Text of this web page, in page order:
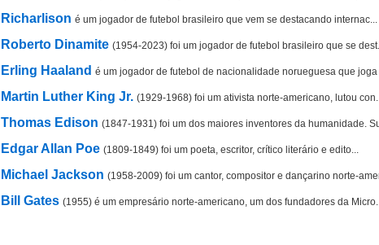
Richarlison é um jogador de futebol brasileiro que vem se destacando internac...
Roberto Dinamite (1954-2023) foi um jogador de futebol brasileiro que se dest...
Erling Haaland é um jogador de futebol de nacionalidade norueguesa que joga
Martin Luther King Jr. (1929-1968) foi um ativista norte-americano, lutou con...
Thomas Edison (1847-1931) foi um dos maiores inventores da humanidade.
Edgar Allan Poe (1809-1849) foi um poeta, escritor, crítico literário e edito...
Michael Jackson (1958-2009) foi um cantor, compositor e dançarino norte-
Bill Gates (1955) é um empresário norte-americano, um dos fundadores da Micro...